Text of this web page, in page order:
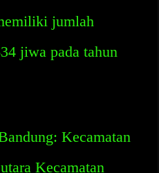
jumlah
jiwa pada tahun
Kecamatan
Kecamatan